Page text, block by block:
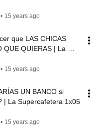
• 15 years ago
que LAS CHICAS
QUE QUIERAS | La
1x04
• 15 years ago
UN BANCO si
| La Supercafetera 1x05
• 15 years ago